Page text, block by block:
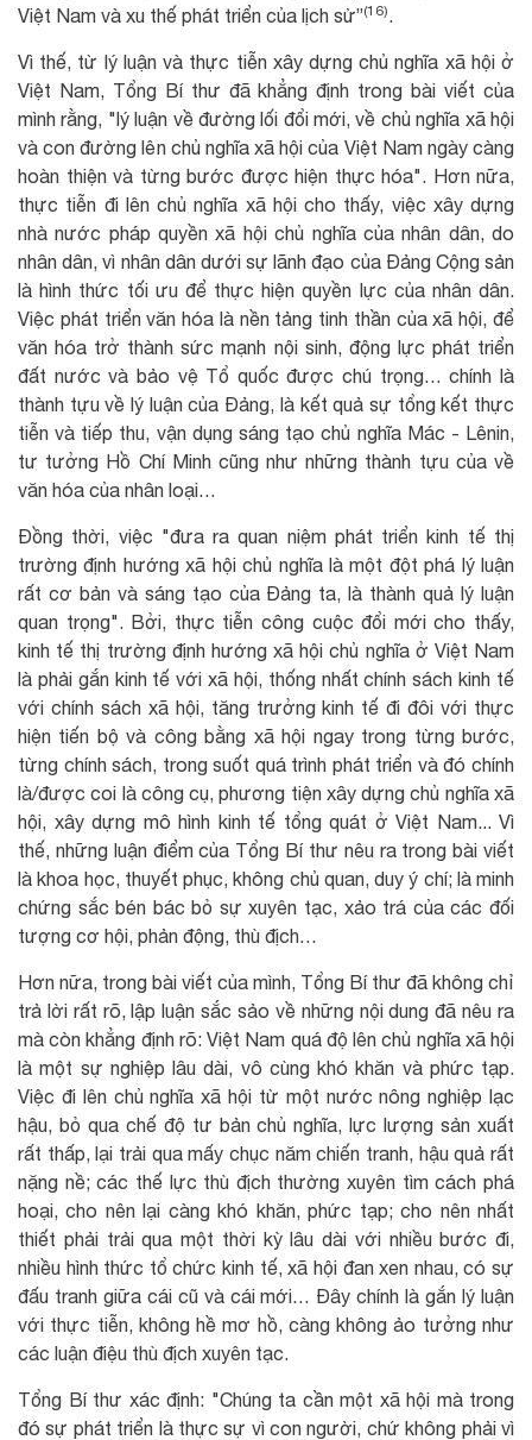
Việt Nam và xu thế phát triển của lịch sử”(16).
Vì thế, từ lý luận và thực tiễn xây dựng chủ nghĩa xã hội ở
Việt Nam, Tổng Bí thư đã khẳng định trong bài viết của
mình rằng, "lý luận về đường lối đổi mới, về chủ nghĩa xã hội
và con đường lên chủ nghĩa xã hội của Việt Nam ngày càng
hoàn thiện và từng bước được hiện thực hóa". Hơn nữa,
thực tiễn đi lên chủ nghĩa xã hội cho thấy, việc xây dựng
nhà nước pháp quyền xã hội chủ nghĩa của nhân dân, do
nhân dân, vì nhân dân dưới sự lãnh đạo của Đảng Cộng sản
là hình thức tối ưu để thực hiện quyền lực của nhân dân.
Việc phát triển văn hóa là nền tảng tinh thần của xã hội, để
văn hóa trở thành sức mạnh nội sinh, động lực phát triển
đất nước và bảo vệ Tổ quốc được chú trọng… chính là
thành tựu về lý luận của Đảng, là kết quả sự tổng kết thực
tiễn và tiếp thu, vận dụng sáng tạo chủ nghĩa Mác - Lênin,
tư tưởng Hồ Chí Minh cũng như những thành tựu của về
văn hóa của nhân loại…
Đồng thời, việc "đưa ra quan niệm phát triển kinh tế thị
trường định hướng xã hội chủ nghĩa là một đột phá lý luận
rất cơ bản và sáng tạo của Đảng ta, là thành quả lý luận
quan trọng". Bởi, thực tiễn công cuộc đổi mới cho thấy,
kinh tế thị trường định hướng xã hội chủ nghĩa ở Việt Nam
là phải gắn kinh tế với xã hội, thống nhất chính sách kinh tế
với chính sách xã hội, tăng trưởng kinh tế đi đôi với thực
hiện tiến bộ và công bằng xã hội ngay trong từng bước,
từng chính sách, trong suốt quá trình phát triển và đó chính
là/được coi là công cụ, phương tiện xây dựng chủ nghĩa xã
hội, xây dựng mô hình kinh tế tổng quát ở Việt Nam... Vì
thế, những luận điểm của Tổng Bí thư nêu ra trong bài viết
là khoa học, thuyết phục, không chủ quan, duy ý chí; là minh
chứng sắc bén bác bỏ sự xuyên tạc, xảo trá của các đối
tượng cơ hội, phản động, thù địch…
Hơn nữa, trong bài viết của mình, Tổng Bí thư đã không chỉ
trả lời rất rõ, lập luận sắc sảo về những nội dung đã nêu ra
mà còn khẳng định rõ: Việt Nam quá độ lên chủ nghĩa xã hội
là một sự nghiệp lâu dài, vô cùng khó khăn và phức tạp.
Việc đi lên chủ nghĩa xã hội từ một nước nông nghiệp lạc
hậu, bỏ qua chế độ tư bản chủ nghĩa, lực lượng sản xuất
rất thấp, lại trải qua mấy chục năm chiến tranh, hậu quả rất
nặng nề; các thế lực thù địch thường xuyên tìm cách phá
hoại, cho nên lại càng khó khăn, phức tạp; cho nên nhất
thiết phải trải qua một thời kỳ lâu dài với nhiều bước đi,
nhiều hình thức tổ chức kinh tế, xã hội đan xen nhau, có sự
đấu tranh giữa cái cũ và cái mới… Đây chính là gắn lý luận
với thực tiễn, không hề mơ hồ, càng không ảo tưởng như
các luận điệu thù địch xuyên tạc.
Tổng Bí thư xác định: "Chúng ta cần một xã hội mà trong
đó sự phát triển là thực sự vì con người, chứ không phải vì